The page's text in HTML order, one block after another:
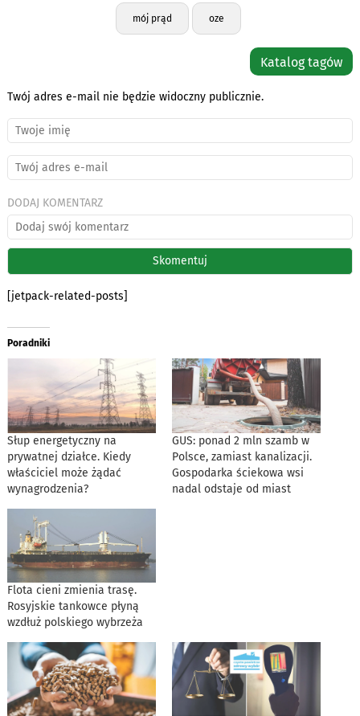
mój prąd oze
Katalog tagów
Twój adres e-mail nie będzie widoczny publicznie.
DODAJ KOMENTARZ
[jetpack-related-posts]
Poradniki
Słup energetyczny na
prywatnej działce. Kiedy
właściciel może żądać
wynagrodzenia?
GUS: ponad 2 mln szamb w
Polsce, zamiast kanalizacji.
Gospodarka ściekowa wsi
nadal odstaje od miast
Flota cieni zmienia trasę.
Rosyjskie tankowce płyną
wzdłuż polskiego wybrzeża